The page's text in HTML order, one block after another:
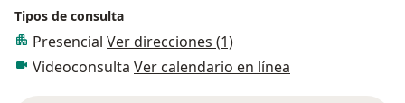
Tipos de consulta
Presencial Ver direcciones (1)
Videoconsulta Ver calendario en línea